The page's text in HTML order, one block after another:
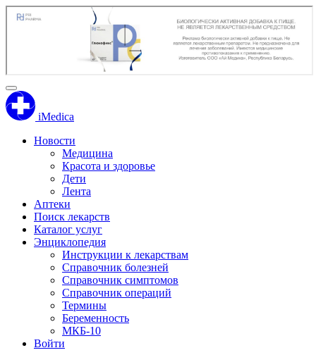
iMedica
Новости
Медицина
Красота и здоровье
Дети
Лента
Аптеки
Поиск лекарств
Каталог услуг
Энциклопедия
Инструкции к лекарствам
Справочник болезней
Справочник симптомов
Справочник операций
Термины
Беременность
МКБ-10
Войти